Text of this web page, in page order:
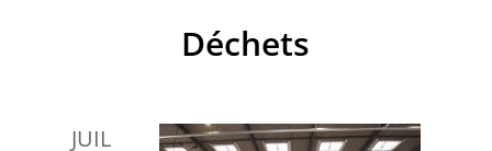
Déchets
JUIL